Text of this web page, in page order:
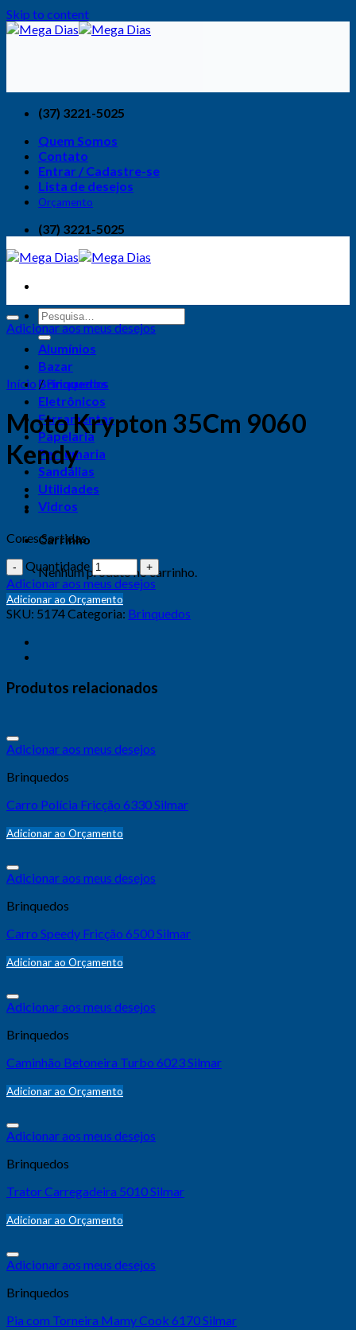
Skip to content
(37) 3221-5025
Quem Somos
Contato
Entrar / Cadastre-se
Lista de desejos
Orçamento
(37) 3221-5025
Alumínios
Bazar
Brinquedos
Eletrônicos
Ferramentas
Papelaria
Perfumaria
Sandálias
Utilidades
Vidros
Carrinho
Nenhum produto no carrinho.
Adicionar aos meus desejos
Início / Brinquedos
Moto Krypton 35Cm 9060
Kendy
Cores Sortidas
Quantidade
Adicionar aos meus desejos
Adicionar ao Orçamento
SKU: 5174Categoria: Brinquedos
Produtos relacionados
Adicionar aos meus desejos
Brinquedos
Carro Polícia Fricção 6330 Silmar
Adicionar ao Orçamento
Adicionar aos meus desejos
Brinquedos
Carro Speedy Fricção 6500 Silmar
Adicionar ao Orçamento
Adicionar aos meus desejos
Brinquedos
Caminhão Betoneira Turbo 6023 Silmar
Adicionar ao Orçamento
Adicionar aos meus desejos
Brinquedos
Trator Carregadeira 5010 Silmar
Adicionar ao Orçamento
Adicionar aos meus desejos
Brinquedos
Pia com Torneira Mamy Cook 6170 Silmar